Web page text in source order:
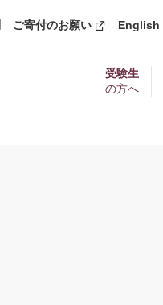
ご寄付のお願い
新
ィ
ン
ド
ウ
English
受験生
の方へ